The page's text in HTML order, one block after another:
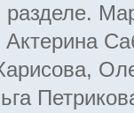
разделе.